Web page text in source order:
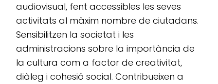
audiovisual, fent accessibles les seves
activitats al màxim nombre de ciutadans.
Sensibilitzen la societat i les
administracions sobre la importància de
la cultura com a factor de creativitat,
diàleg i cohesió social. Contribueixen a